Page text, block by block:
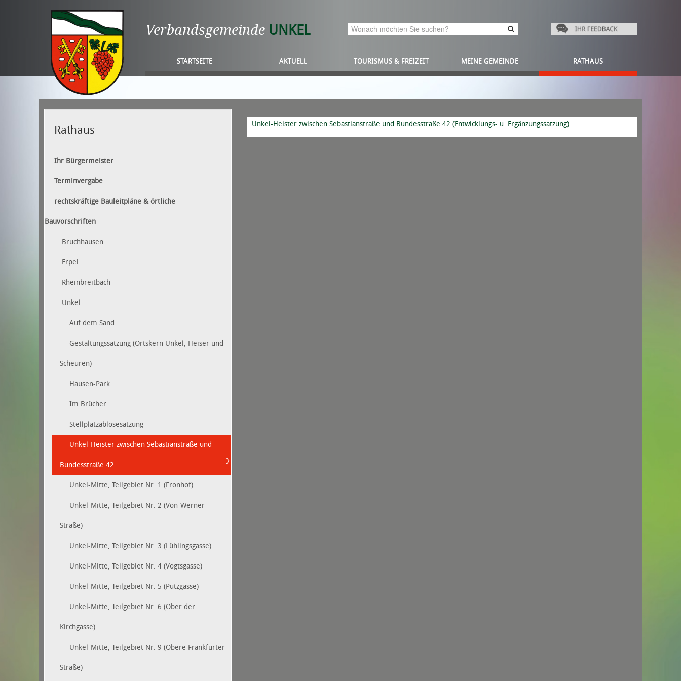
Verbandsgemeinde UNKEL
STARTSEITE AKTUELL TOURISMUS & FREIZEIT MEINE GEMEINDE RATHAUS
Unkel-Heister zwischen Sebastianstraße und Bundesstraße 42 (Entwicklungs- u. Ergänzungssatzung)
Rathaus
Ihr Bürgermeister
Terminvergabe
rechtskräftige Bauleitpläne & örtliche
Bauvorschriften
Bruchhausen
Erpel
Rheinbreitbach
Unkel
Auf dem Sand
Gestaltungssatzung (Ortskern Unkel, Heiser und
Scheuren)
Hausen-Park
Im Brücher
Stellplatzablösesatzung
Unkel-Heister zwischen Sebastianstraße und
Bundesstraße 42
Unkel-Mitte, Teilgebiet Nr. 1 (Fronhof)
Unkel-Mitte, Teilgebiet Nr. 2 (Von-Werner-
Straße)
Unkel-Mitte, Teilgebiet Nr. 3 (Lühlingsgasse)
Unkel-Mitte, Teilgebiet Nr. 4 (Vogtsgasse)
Unkel-Mitte, Teilgebiet Nr. 5 (Pützgasse)
Unkel-Mitte, Teilgebiet Nr. 6 (Ober der
Kirchgasse)
Unkel-Mitte, Teilgebiet Nr. 9 (Obere Frankfurter
Straße)